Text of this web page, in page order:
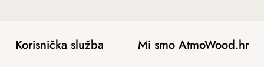
Korisnička služba Mi smo AtmoWood.hr